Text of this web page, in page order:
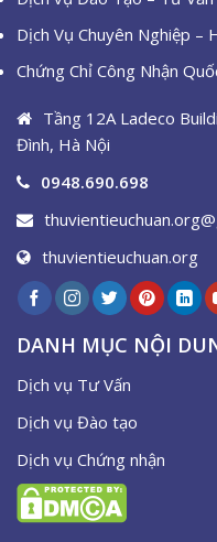
Dịch Vụ Chuyên Nghiệp –
Chứng Chỉ Công Nhận
Tầng 12A Ladeco
Đình, Hà Nội
0948.690.698
thuvientieuchuan.org
DANH MỤC NỘI
Dịch vụ Tư Vấn
Dịch vụ Đào tạo
Dịch vụ Chứng nhận